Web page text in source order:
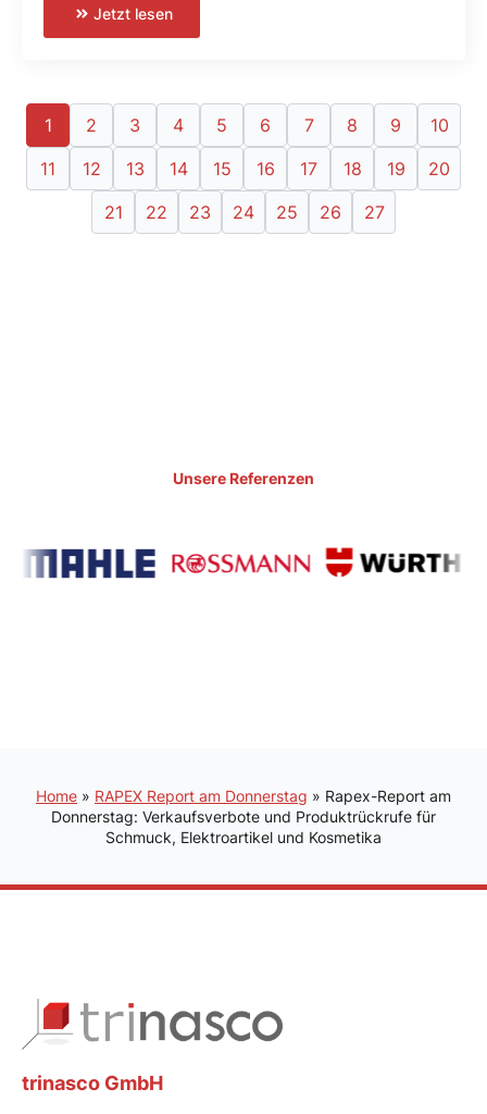
Jetzt lesen
1 2 3 4 5 6 7 8 9
10
11
12 13 14 15 16 17 18 19
20
21
22 23 24 25 26 27
Unsere Referenzen
Home » RAPEX Report am Donnerstag » Rapex-Report am
Donnerstag: Verkaufsverbote und Produktrückrufe für
Schmuck, Elektroartikel und Kosmetika
trinasco GmbH